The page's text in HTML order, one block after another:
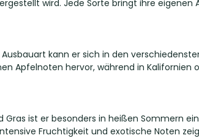
wird. Jede Sorte bringt ihre eigenen
kann er sich in den
Apfelnoten hervor, während in Kalifornien
ist er besonders in heißen Sommern
Fruchtigkeit und exotische Noten